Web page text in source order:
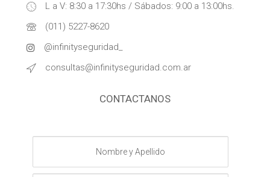
CONTACTANOS
Apellido
L a V: 8:30 a 17:30hs / Sábados: 9:00 a 13:00hs.
(011) 5227-8620
@infinityseguridad_
consultas@infinityseguridad.com.ar